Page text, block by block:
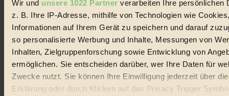
Wir und unsere 1022 Partner verarbeiten Ihre persönlichen
z. B. Ihre IP-Adresse, mithilfe von Technologien wie
Informationen auf Ihrem Gerät zu speichern und darauf
so personalisierte Werbung und Inhalte, Messungen von
Inhalten, Zielgruppenforschung sowie Entwicklung von
ermöglichen. Sie entscheiden darüber, wer Ihre Daten für
Zwecke nutzt. Sie können Ihre Einwilligung jederzeit über
Erklärung oder durch Klicken auf das Privacy Trigger
Lebensmittel
Natur